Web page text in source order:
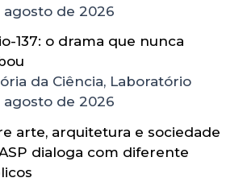
agosto de 2026
137: o drama que nunca
da Ciência, Laboratório
agosto de 2026
arte, arquitetura e sociedade
dialoga com diferente